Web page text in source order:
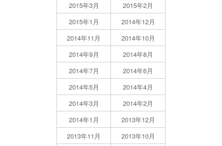
2015年3月
2015年2月
2015年1月
2014年12月
2014年11月
2014年10月
2014年9月
2014年8月
2014年7月
2014年6月
2014年5月
2014年4月
2014年3月
2014年2月
2014年1月
2013年12月
2013年11月
2013年10月